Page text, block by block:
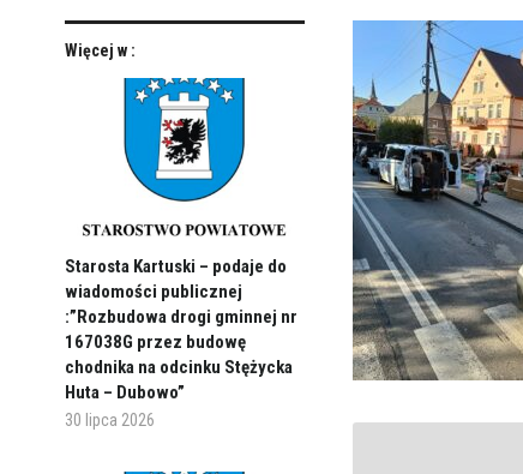
Więcej w :
Starosta Kartuski – podaje do
wiadomości publicznej
:”Rozbudowa drogi gminnej nr
167038G przez budowę
chodnika na odcinku Stężycka
Huta – Dubowo”
30 lipca 2026